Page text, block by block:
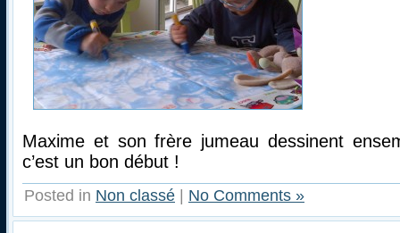
Maxime et son frère jumeau dessinent
c’est un bon début !
Posted in Non classé | No Comments »